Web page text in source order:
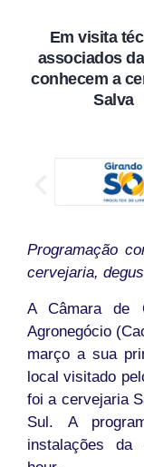
Em visita
associados
conhecem a
Salva
Programação
cervejaria,
A Câmara de
Agronegócio
março a sua
local visitado
foi a cervejaria
Sul. A
instalações da